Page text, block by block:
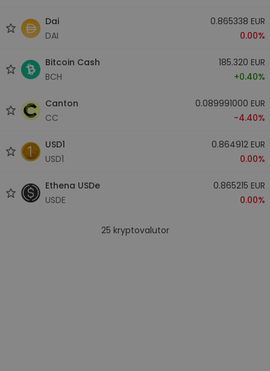
Dai
DAI
0.865338 EUR
0.00%
Bitcoin Cash
BCH
185.320 EUR
+0.40%
Canton
CC
0.089991000 EUR
-4.40%
USD1
USD1
0.864912 EUR
0.00%
Ethena USDe
USDE
0.865215 EUR
0.00%
25 kryptovalutor